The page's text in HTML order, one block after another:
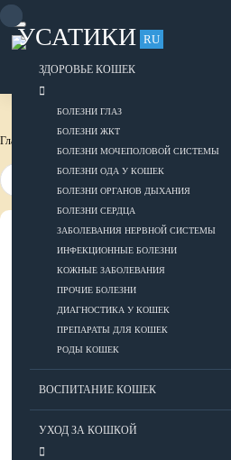
Skip
to
content
УСАТИКИ RU
РАЗМЕСТИТЬ ОБЪЯВЛЕНИЕ
ЗДОРОВЬЕ КОШЕК
БОЛЕЗНИ ГЛАЗ
БОЛЕЗНИ ЖКТ
БОЛЕЗНИ МОЧЕПОЛОВОЙ СИСТЕМЫ
БОЛЕЗНИ ОДА У КОШЕК
БОЛЕЗНИ ОРГАНОВ ДЫХАНИЯ
БОЛЕЗНИ СЕРДЦА
ЗАБОЛЕВАНИЯ НЕРВНОЙ СИСТЕМЫ
ИНФЕКЦИОННЫЕ БОЛЕЗНИ
КОЖНЫЕ ЗАБОЛЕВАНИЯ
ПРОЧИЕ БОЛЕЗНИ
ДИАГНОСТИКА У КОШЕК
ПРЕПАРАТЫ ДЛЯ КОШЕК
РОДЫ КОШЕК
ВОСПИТАНИЕ КОШЕК
УХОД ЗА КОШКОЙ
ОБЪЯВЛЕНИЯ
Главная страница
ВСЕ О КОШКАХ
Болезни глаз
Болезни мочеполовой системы
Болезни органов дыхания